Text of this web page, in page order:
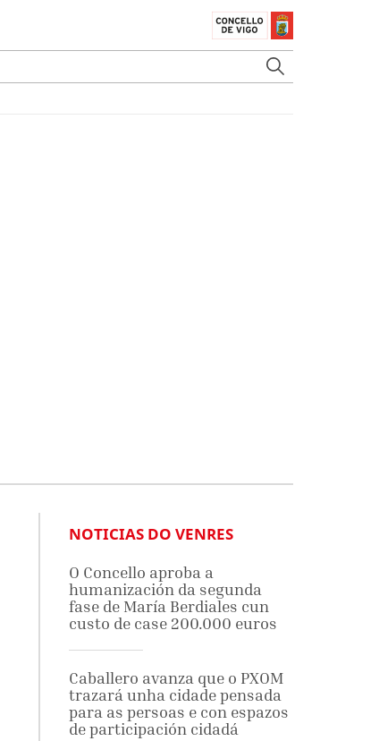
NOTICIAS DO VENRES
O Concello aproba a
humanización da segunda
fase de María Berdiales cun
custo de case 200.000 euros
Caballero avanza que o PXOM
trazará unha cidade pensada
para as persoas e con espazos
de participación cidadá